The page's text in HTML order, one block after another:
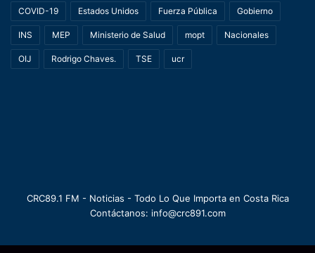
COVID-19 Estados Unidos Fuerza Pública Gobierno
INS MEP Ministerio de Salud mopt Nacionales
OIJ Rodrigo Chaves. TSE ucr
CRC89.1 FM - Noticias - Todo Lo Que Importa en Costa Rica
Contáctanos: info@crc891.com